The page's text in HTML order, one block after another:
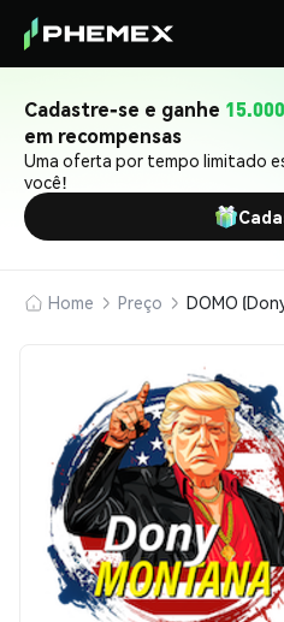
Cadastre-se e ganhe
em recompensas
Uma oferta por tempo limitado
você!
Home Preço DOMO